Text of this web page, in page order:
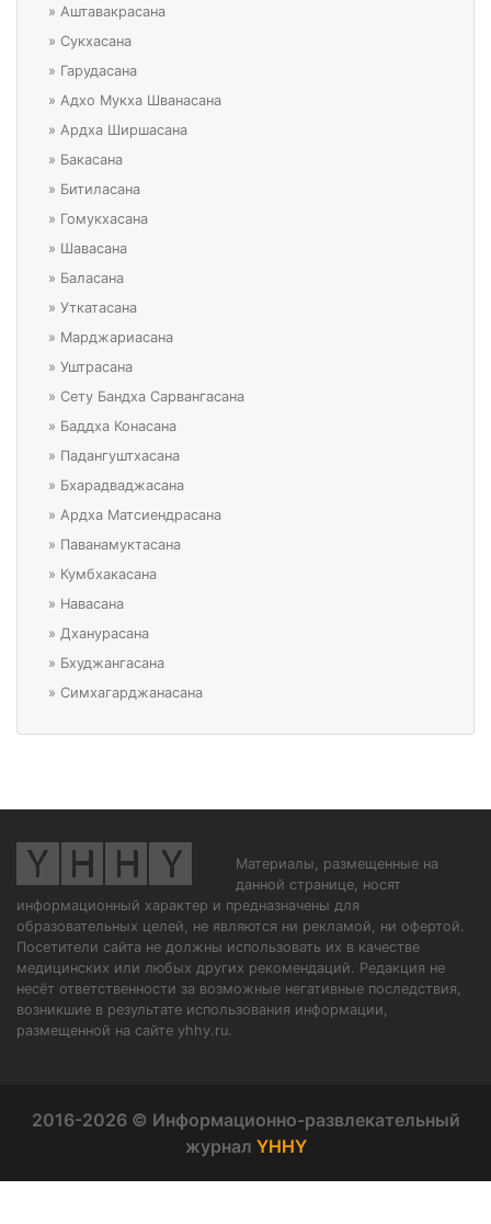
» Аштавакрасана
» Сукхасана
» Гарудасана
» Адхо Мукха Шванасана
» Ардха Ширшасана
» Бакасана
» Битиласана
» Гомукхасана
» Шавасана
» Баласана
» Уткатасана
» Марджариасана
» Уштрасана
» Сету Бандха Сарвангасана
» Баддха Конасана
» Падангуштхасана
» Бхарадваджасана
» Ардха Матсиендрасана
» Паванамуктасана
» Кумбхакасана
» Навасана
» Дханурасана
» Бхуджангасана
» Симхагарджанасана
Материалы, размещенные на
данной странице, носят
информационный характер и предназначены для
образовательных целей, не являются ни рекламой, ни офертой.
Посетители сайта не должны использовать их в качестве
медицинских или любых других рекомендаций. Редакция не
несёт ответственности за возможные негативные последствия,
возникшие в результате использования информации,
размещенной на сайте yhhy.ru.
2016-2026 © Информационно-развлекательный
журнал YHHY